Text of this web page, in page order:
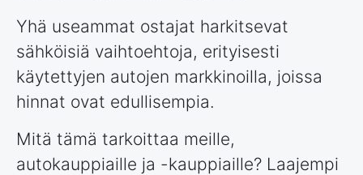
Yhä useammat ostajat harkitsevat
sähköisiä vaihtoehtoja, erityisesti
käytettyjen autojen markkinoilla, joissa
hinnat ovat edullisempia.
Mitä tämä tarkoittaa meille,
autokauppiaille ja -kauppiaille? Laajempi